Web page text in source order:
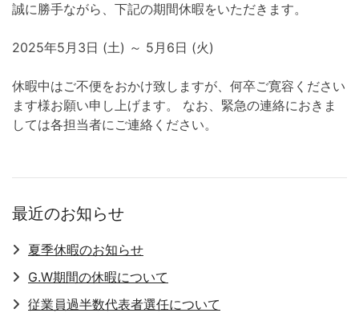
誠に勝手ながら、下記の期間休暇をいただきます。
2025年5月3日 (土) ～ 5月6日 (火)
休暇中はご不便をおかけ致しますが、何卒ご寛容ください
ます様お願い申し上げます。 なお、緊急の連絡におきま
しては各担当者にご連絡ください。
最近のお知らせ
夏季休暇のお知らせ
G.W期間の休暇について
従業員過半数代表者選任について